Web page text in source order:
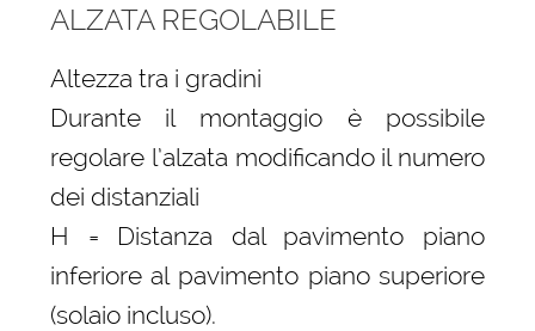
ALZATA REGOLABILE
Altezza tra i gradini
Durante il montaggio è possibile
regolare l’alzata modificando il numero
dei distanziali
H = Distanza dal pavimento piano
inferiore al pavimento piano superiore
(solaio incluso).